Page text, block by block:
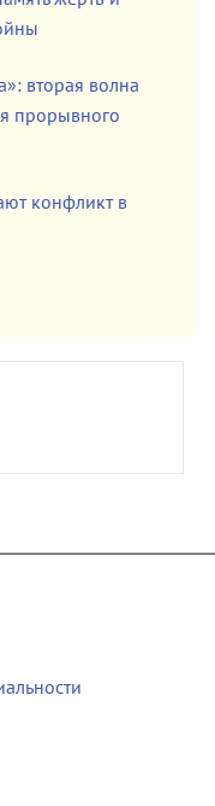
вторая волна
прорывного
конфликт в